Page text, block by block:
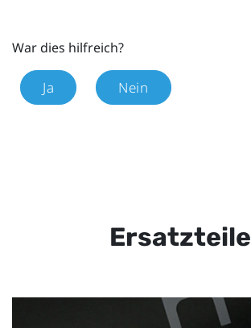
War dies hilfreich?
Ja Nein
Ersatzteile